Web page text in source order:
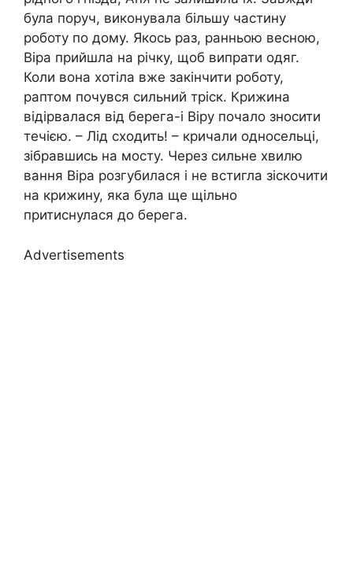
була поруч, виконувала більшу частину
роботу по дому. Якось раз, ранньою весною,
Віра прийшла на річку, щоб випрати одяг.
Коли вона хотіла вже закінчити роботу,
раптом почувся сильний тріск. Крижина
відірвалася від берега-і Віру почало зносити
течією. – Лід сходить! – кричали односельці,
зібравшись на мосту. Через сильне хвилю
вання Віра розгубилася і не встигла зіскочити
на крижину, яка була ще щільно
притиснулася до берега.
Advertisements